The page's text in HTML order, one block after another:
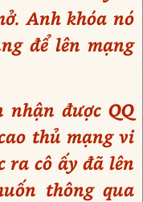
Anh khóa nó
để lên mạng
nhận được QQ
thủ mạng vi
ra cô ấy đã lên
thông qua